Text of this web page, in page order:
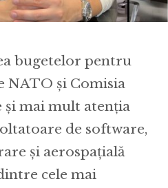
bugetelor pentru
NATO și Comisia
și mai mult atenția
de software,
și aerospațială
cele mai